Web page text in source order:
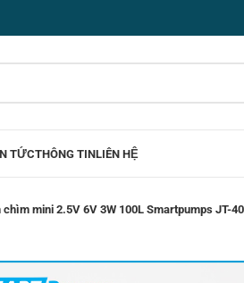
TỨCTHÔNG TINLIÊN HỆ
mini 2.5V 6V 3W 100L Smartpumps JT-